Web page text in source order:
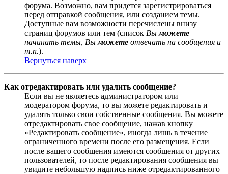
форума. Возможно, вам придется зарегистрироваться
перед отправкой сообщения, или созданием темы.
Доступные вам возможности перечислены внизу
страниц форумов или тем (список Выможете
начинать темы, Выможете отвечать на сообщения и
т.п.).
Вернуться наверх
Как отредактировать или удалить сообщение?
Если вы не являетесь администратором или
модератором форума, то вы можете редактировать и
удалять только свои собственные сообщения. Вы можете
отредактировать свое сообщение, нажав кнопку
«Редактировать сообщение», иногда лишь в течение
ограниченного времени после его размещения. Если
после вашего сообщения имеются сообщения от других
пользователей, то после редактирования сообщения вы
увидите небольшую надпись ниже отредактированного